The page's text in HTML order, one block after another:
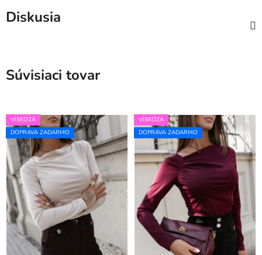
Diskusia
Súvisiaci tovar
VISKÓZA
DOPRAVA ZADARMO
VISKÓZA
DOPRAVA ZADARMO